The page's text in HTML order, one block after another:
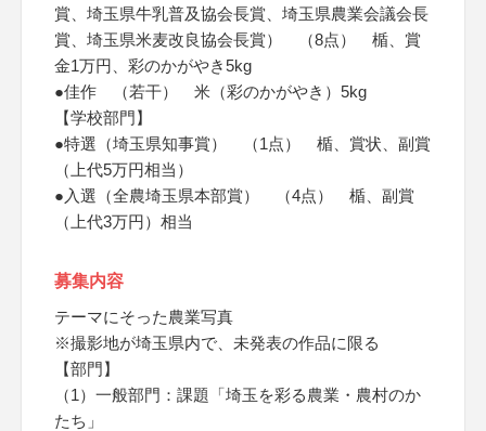
賞、埼玉県牛乳普及協会長賞、埼玉県農業会議会長
賞、埼玉県米麦改良協会長賞） （8点） 楯、賞
金1万円、彩のかがやき5kg
●佳作 （若干） 米（彩のかがやき）5kg
【学校部門】
●特選（埼玉県知事賞） （1点） 楯、賞状、副賞
（上代5万円相当）
●入選（全農埼玉県本部賞） （4点） 楯、副賞
（上代3万円）相当
募集内容
テーマにそった農業写真
※撮影地が埼玉県内で、未発表の作品に限る
【部門】
（1）一般部門：課題「埼玉を彩る農業・農村のか
たち」